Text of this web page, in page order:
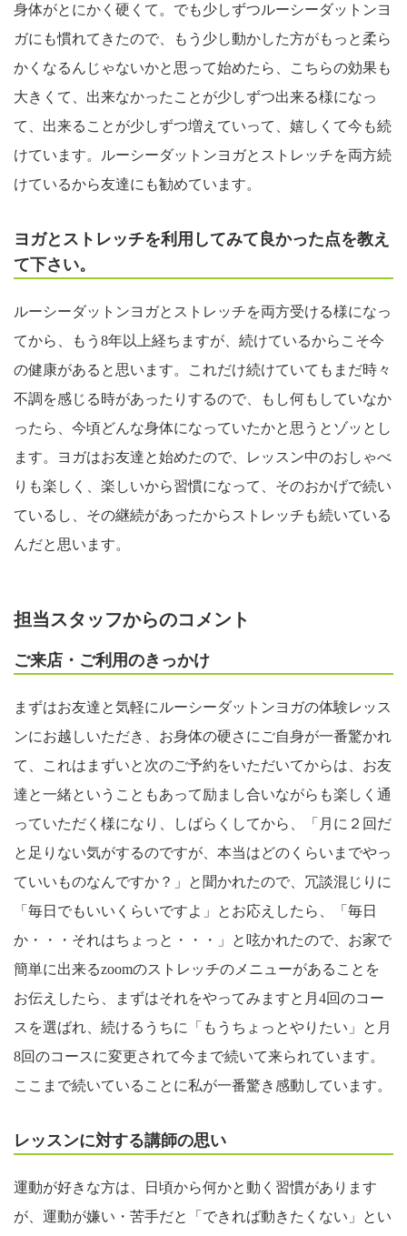
身体がとにかく硬くて。でも少しずつルーシーダットンヨ
ガにも慣れてきたので、もう少し動かした方がもっと柔ら
かくなるんじゃないかと思って始めたら、こちらの効果も
大きくて、出来なかったことが少しずつ出来る様になっ
て、出来ることが少しずつ増えていって、嬉しくて今も続
けています。ルーシーダットンヨガとストレッチを両方続
けているから友達にも勧めています。
ヨガとストレッチを利用してみて良かった点を教え
て下さい。
ルーシーダットンヨガとストレッチを両方受ける様になっ
てから、もう8年以上経ちますが、続けているからこそ今
の健康があると思います。これだけ続けていてもまだ時々
不調を感じる時があったりするので、もし何もしていなか
ったら、今頃どんな身体になっていたかと思うとゾッとし
ます。ヨガはお友達と始めたので、レッスン中のおしゃべ
りも楽しく、楽しいから習慣になって、そのおかげで続い
ているし、その継続があったからストレッチも続いている
んだと思います。
担当スタッフからのコメント
ご来店・ご利用のきっかけ
まずはお友達と気軽にルーシーダットンヨガの体験レッス
ンにお越しいただき、お身体の硬さにご自身が一番驚かれ
て、これはまずいと次のご予約をいただいてからは、お友
達と一緒ということもあって励まし合いながらも楽しく通
っていただく様になり、しばらくしてから、「月に２回だ
と足りない気がするのですが、本当はどのくらいまでやっ
ていいものなんですか？」と聞かれたので、冗談混じりに
「毎日でもいいくらいですよ」とお応えしたら、「毎日
か・・・それはちょっと・・・」と呟かれたので、お家で
簡単に出来るzoomのストレッチのメニューがあることを
お伝えしたら、まずはそれをやってみますと月4回のコー
スを選ばれ、続けるうちに「もうちょっとやりたい」と月
8回のコースに変更されて今まで続いて来られています。
ここまで続いていることに私が一番驚き感動しています。
レッスンに対する講師の思い
運動が好きな方は、日頃から何かと動く習慣があります
が、運動が嫌い・苦手だと「できれば動きたくない」とい